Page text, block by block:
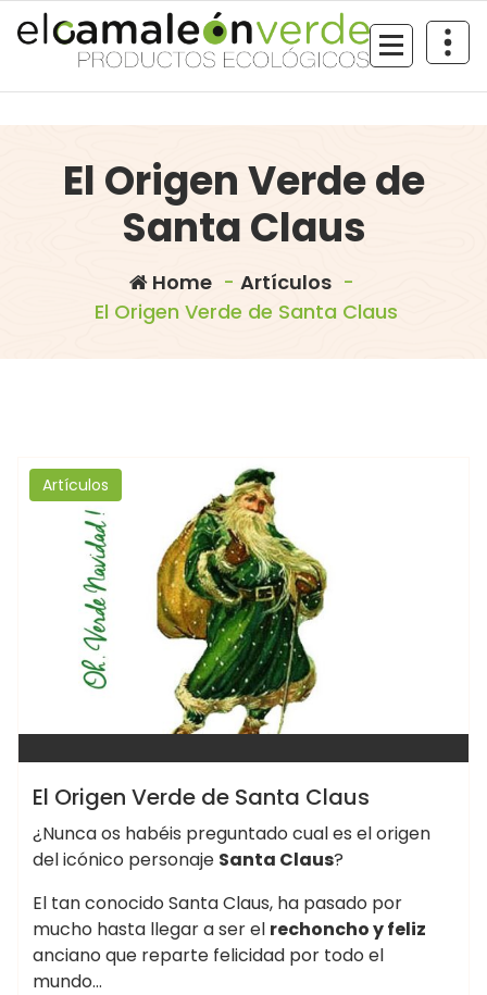
El Origen Verde de
Santa Claus
Home - Artículos -
El Origen Verde de Santa Claus
Artículos
El Origen Verde de Santa Claus
¿Nunca os habéis preguntado cual es el origen
del icónico personaje Santa Claus?
El tan conocido Santa Claus, ha pasado por
mucho hasta llegar a ser el rechoncho y feliz
anciano que reparte felicidad por todo el
mundo…